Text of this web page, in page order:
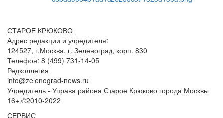
СТАРОЕ КРЮКОВО
Адрес редакции и учредителя:
124527, г.Москва, г. Зеленоград, корп. 830
Телефон: 8 (499) 731-14-05
Редколлегия
info@zelenograd-news.ru
Учредитель - Управа района Старое Крюково города Москвы
16+ ©2010-2022
СЕРВИС